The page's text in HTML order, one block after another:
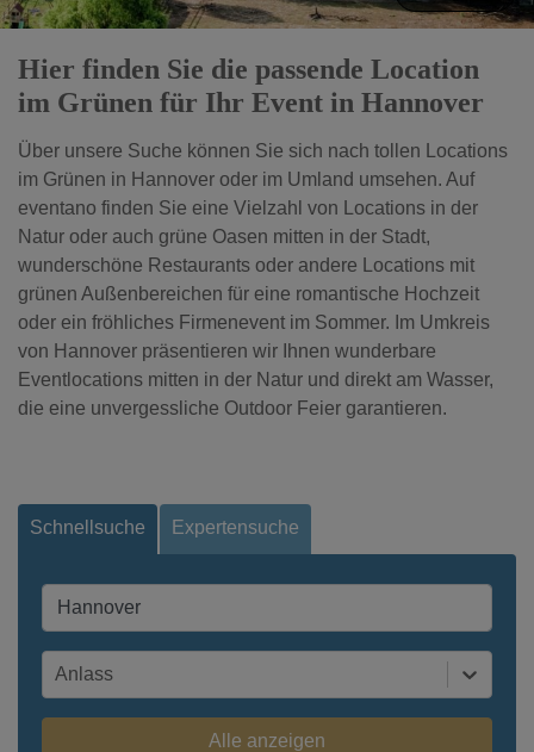
Hier finden Sie die passende Location
im Grünen für Ihr Event in Hannover
Über unsere Suche können Sie sich nach tollen Locations
im Grünen in Hannover oder im Umland umsehen. Auf
eventano finden Sie eine Vielzahl von Locations in der
Natur oder auch grüne Oasen mitten in der Stadt,
wunderschöne Restaurants oder andere Locations mit
grünen Außenbereichen für eine romantische Hochzeit
oder ein fröhliches Firmenevent im Sommer. Im Umkreis
von Hannover präsentieren wir Ihnen wunderbare
Eventlocations mitten in der Natur und direkt am Wasser,
die eine unvergessliche Outdoor Feier garantieren.
Schnellsuche Expertensuche
Anlass
Alle anzeigen